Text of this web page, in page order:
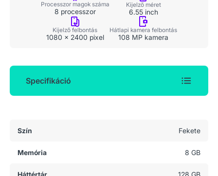
Processzor magok száma
8 processzor
Kijelző méret
6.55 inch
Kijelző felbontás
1080 x 2400 pixel
Hátlapi kamera felbontás
108 MP kamera
Specifikáció
Szín Fekete
Memória 8 GB
Háttértár 128 GB